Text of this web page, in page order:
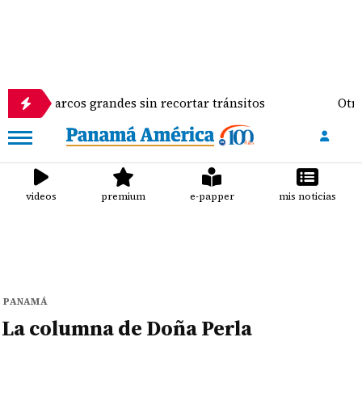
barcos grandes sin recortar tránsitos Otro
videos premium e-papper mis noticias
PANAMÁ
La columna de Doña Perla